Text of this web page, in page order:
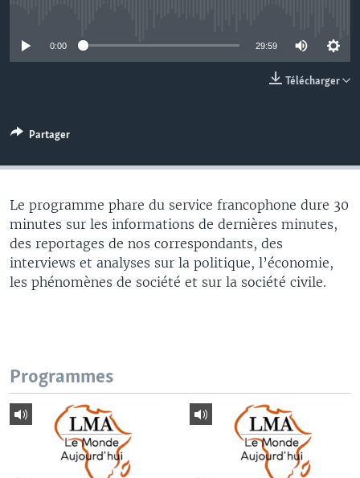
0:00 29:59
Télécharger
Partager
Le programme phare du service francophone dure 30
minutes sur les informations de dernières minutes,
des reportages de nos correspondants, des
interviews et analyses sur la politique, l’économie,
les phénomènes de société et sur la société civile.
Programmes